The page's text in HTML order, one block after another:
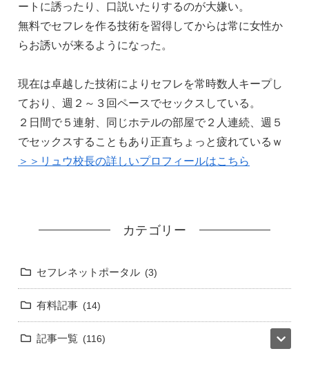
ートに誘ったり、口説いたりするのが大嫌い。
無料でセフレを作る技術を習得してからは常に女性か
らお誘いが来るようになった。
現在は卓越した技術によりセフレを常時数人キープし
ており、週２～３回ペースでセックスしている。
２日間で５連射、同じホテルの部屋で２人連続、週５
でセックスすることもあり正直ちょっと疲れているｗ
＞＞リュウ校長の詳しいプロフィールはこちら
カテゴリー
セフレネットポータル 3
有料記事 14
記事一覧 116